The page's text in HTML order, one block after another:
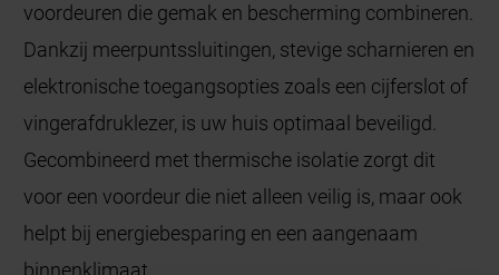
voordeuren die gemak en bescherming combineren.
Dankzij meerpuntssluitingen, stevige scharnieren en
elektronische toegangsopties zoals een cijferslot of
vingerafdruklezer, is uw huis optimaal beveiligd.
Gecombineerd met thermische isolatie zorgt dit
voor een voordeur die niet alleen veilig is, maar ook
helpt bij energiebesparing en een aangenaam